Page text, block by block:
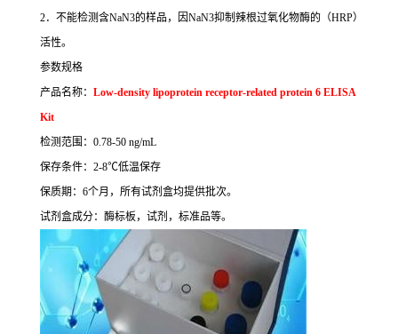
2．不能检测含NaN3的样品，因NaN3抑制辣根过氧化物酶的（HRP）
活性。
参数规格
产品名称： Low-density lipoprotein receptor-related protein 6 ELISA
Kit
检测范围： 0.78-50 ng/mL
保存条件： 2-8℃低温保存
保质期： 6个月，所有试剂盒均提供批次。
试剂盒成分：酶标板，试剂，标准品等。